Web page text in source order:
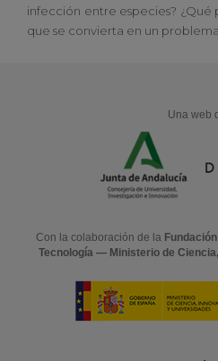
infección entre especies?
que se convierta en un
Una web
Con la colaboración de la
Tecnología — Ministerio de